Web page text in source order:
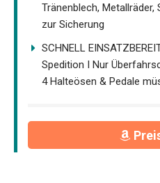
Tränenblech,
zur Sicherung
SCHNELL
Spedition I Nur
4 Halteösen & Pedale